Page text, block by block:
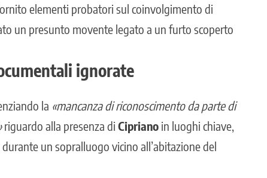
elementi probatori sul coinvolgimento di
un presunto movente legato a un furto scoperto
ignorate
la «mancanza di riconoscimento da parte di
riguardo alla presenza di Cipriano in luoghi chiave,
un sopralluogo vicino all’abitazione del